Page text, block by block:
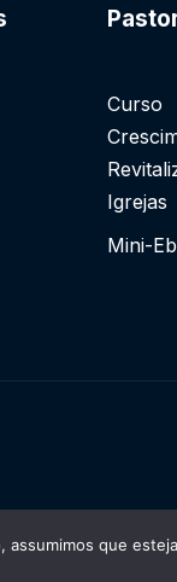
Curso
Igrejas
Mini-
que